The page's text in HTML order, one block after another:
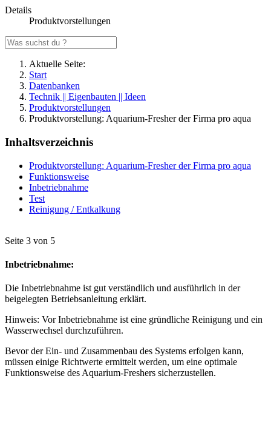
Details
Produktvorstellungen
Aktuelle Seite:
Start
Datenbanken
Technik || Eigenbauten || Ideen
Produktvorstellungen
Produktvorstellung: Aquarium-Fresher der Firma pro aqua
Inhaltsverzeichnis
Produktvorstellung: Aquarium-Fresher der Firma pro aqua
Funktionsweise
Inbetriebnahme
Test
Reinigung / Entkalkung
Seite 3 von 5
Inbetriebnahme:
Die Inbetriebnahme ist gut verständlich und ausführlich in der
beigelegten Betriebsanleitung erklärt.
Hinweis: Vor Inbetriebnahme ist eine gründliche Reinigung und ein
Wasserwechsel durchzuführen.
Bevor der Ein- und Zusammenbau des Systems erfolgen kann,
müssen einige Richtwerte ermittelt werden, um eine optimale
Funktionsweise des Aquarium-Freshers sicherzustellen.